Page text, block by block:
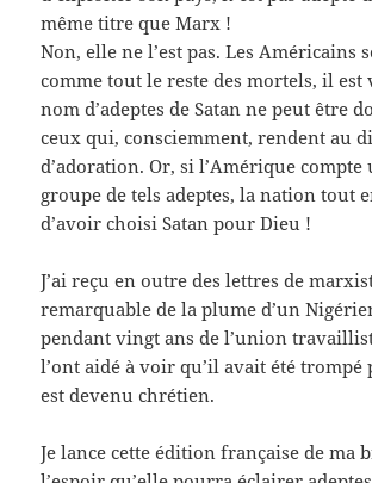
même titre que Marx !
Non, elle ne l’est pas. Les Américains
comme tout le reste des mortels, il est
nom d’adeptes de Satan ne peut être
ceux qui, consciemment, rendent au
d’adoration. Or, si l’Amérique compte
groupe de tels adeptes, la nation tout
d’avoir choisi Satan pour Dieu !
J’ai reçu en outre des lettres de
remarquable de la plume d’un
pendant vingt ans de l’union
l’ont aidé à voir qu’il avait été trompé
est devenu chrétien.
Je lance cette édition française de ma